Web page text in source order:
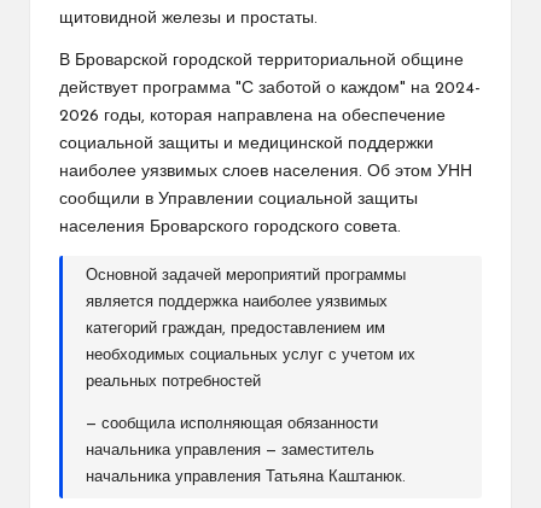
щитовидной железы и простаты.
В Броварской городской территориальной общине
действует программа "С заботой о каждом" на 2024-
2026 годы, которая направлена на обеспечение
социальной защиты и медицинской поддержки
наиболее уязвимых слоев населения. Об этом УНН
сообщили в Управлении социальной защиты
населения Броварского городского совета.
Основной задачей мероприятий программы
является поддержка наиболее уязвимых
категорий граждан, предоставлением им
необходимых социальных услуг с учетом их
реальных потребностей
— сообщила исполняющая обязанности
начальника управления — заместитель
начальника управления Татьяна Каштанюк.